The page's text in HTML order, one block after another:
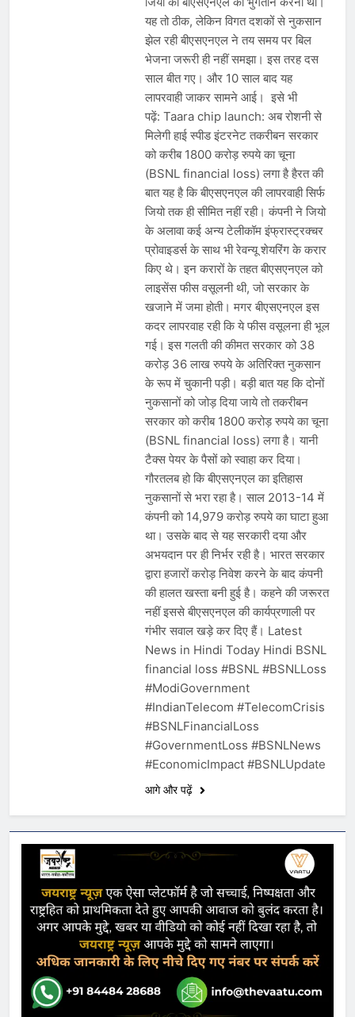
यह तो ठीक, लेकिन विगत दशकों से नुकसान
झेल रही बीएसएनएल ने तय समय पर बिल
भेजना जरूरी ही नहीं समझा। इस तरह दस
साल बीत गए। और 10 साल बाद यह
लापरवाही जाकर सामने आई। इसे भी
पढ़ें: Taara chip launch: अब रोशनी से
मिलेगी हाई स्पीड इंटरनेट तकरीबन सरकार
को करीब 1800 करोड़ रुपये का चूना
(BSNL financial loss) लगा है हैरत की
बात यह है कि बीएसएनएल की लापरवाही सिर्फ
जियो तक ही सीमित नहीं रही। कंपनी ने जियो
के अलावा कई अन्य टेलीकॉम इंफ्रास्ट्रक्चर
प्रोवाइडर्स के साथ भी रेवन्यू शेयरिंग के करार
किए थे। इन करारों के तहत बीएसएनएल को
लाइसेंस फीस वसूलनी थी, जो सरकार के
खजाने में जमा होती। मगर बीएसएनएल इस
कदर लापरवाह रही कि ये फीस वसूलना ही भूल
गई। इस गलती की कीमत सरकार को 38
करोड़ 36 लाख रुपये के अतिरिक्त नुकसान
के रूप में चुकानी पड़ी। बड़ी बात यह कि दोनों
नुकसानों को जोड़ दिया जाये तो तकरीबन
सरकार को करीब 1800 करोड़ रुपये का चूना
(BSNL financial loss) लगा है। यानी
टैक्स पेयर के पैसों को स्वाहा कर दिया।
गौरतलब हो कि बीएसएनएल का इतिहास
नुकसानों से भरा रहा है। साल 2013-14 में
कंपनी को 14,979 करोड़ रुपये का घाटा हुआ
था। उसके बाद से यह सरकारी दया और
अभयदान पर ही निर्भर रही है। भारत सरकार
द्वारा हजारों करोड़ निवेश करने के बाद कंपनी
की हालत खस्ता बनी हुई है। कहने की जरूरत
नहीं इससे बीएसएनएल की कार्यप्रणाली पर
गंभीर सवाल खड़े कर दिए हैं। Latest
News in Hindi Today Hindi BSNL
financial loss #BSNL #BSNLLoss
#ModiGovernment
#IndianTelecom #TelecomCrisis
#BSNLFinancialLoss
#GovernmentLoss #BSNLNews
#EconomicImpact #BSNLUpdate
आगे और पढ़ें